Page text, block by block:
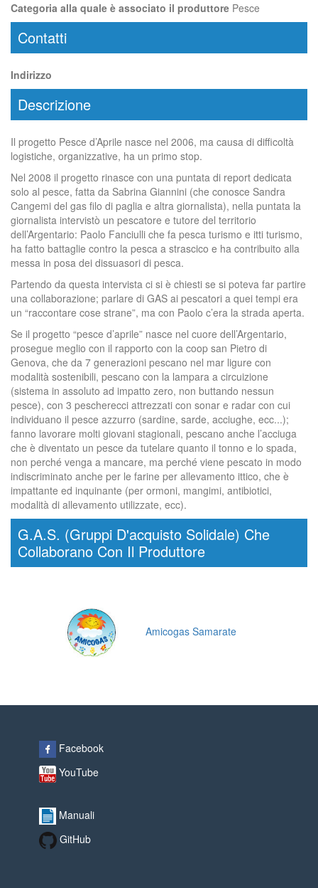
Categoria alla quale è associato il produttore Pesce
Contatti
Indirizzo
Descrizione
Il progetto Pesce d’Aprile nasce nel 2006, ma causa di difficoltà
logistiche, organizzative, ha un primo stop.
Nel 2008 il progetto rinasce con una puntata di report dedicata
solo al pesce, fatta da Sabrina Giannini (che conosce Sandra
Cangemi del gas filo di paglia e altra giornalista), nella puntata la
giornalista intervistò un pescatore e tutore del territorio
dell’Argentario: Paolo Fanciulli che fa pesca turismo e itti turismo,
ha fatto battaglie contro la pesca a strascico e ha contribuito alla
messa in posa dei dissuasori di pesca.
Partendo da questa intervista ci si è chiesti se si poteva far partire
una collaborazione; parlare di GAS ai pescatori a quei tempi era
un “raccontare cose strane”, ma con Paolo c’era la strada aperta.
Se il progetto “pesce d’aprile” nasce nel cuore dell’Argentario,
prosegue meglio con il rapporto con la coop san Pietro di
Genova, che da 7 generazioni pescano nel mar ligure con
modalità sostenibili, pescano con la lampara a circuizione
(sistema in assoluto ad impatto zero, non buttando nessun
pesce), con 3 pescherecci attrezzati con sonar e radar con cui
individuano il pesce azzurro (sardine, sarde, acciughe, ecc...);
fanno lavorare molti giovani stagionali, pescano anche l’acciuga
che è diventato un pesce da tutelare quanto il tonno e lo spada,
non perché venga a mancare, ma perché viene pescato in modo
indiscriminato anche per le farine per allevamento ittico, che è
impattante ed inquinante (per ormoni, mangimi, antibiotici,
modalità di allevamento utilizzate, ecc).
G.A.S. (Gruppi D'acquisto Solidale) Che
Collaborano Con Il Produttore
Amicogas Samarate
Facebook
YouTube
Manuali
GitHub